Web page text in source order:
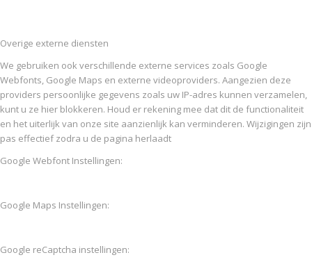
Overige externe diensten
We gebruiken ook verschillende externe services zoals Google
Webfonts, Google Maps en externe videoproviders. Aangezien deze
providers persoonlijke gegevens zoals uw IP-adres kunnen verzamelen,
kunt u ze hier blokkeren. Houd er rekening mee dat dit de functionaliteit
en het uiterlijk van onze site aanzienlijk kan verminderen. Wijzigingen zijn
pas effectief zodra u de pagina herlaadt
Google Webfont Instellingen:
Google Maps Instellingen:
Google reCaptcha instellingen: